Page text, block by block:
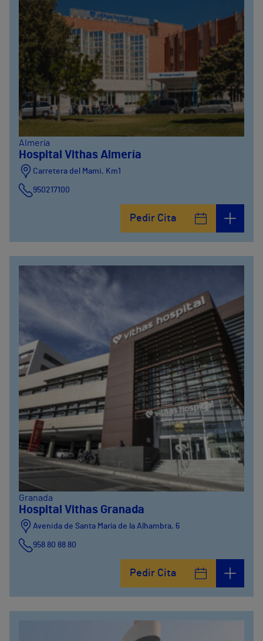
Almería
Hospital Vithas Almería
Carretera del Mami, Km1
950217100
Pedir Cita
Granada
Hospital Vithas Granada
Avenida de Santa María de la Alhambra, 6
958 80 88 80
Pedir Cita